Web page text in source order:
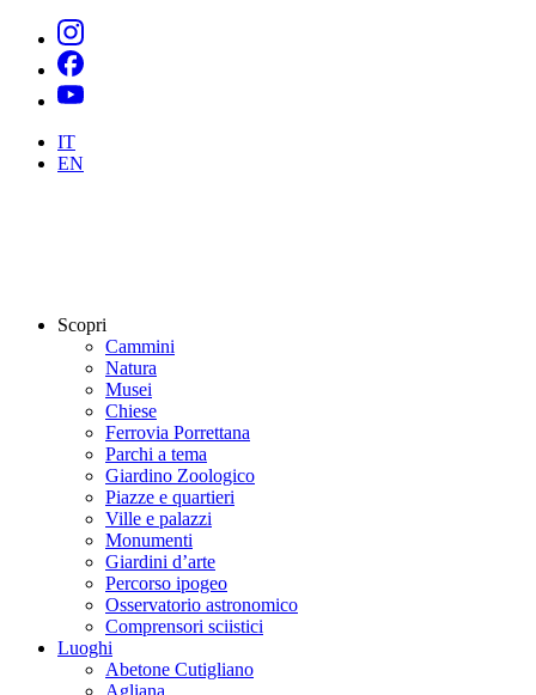
IT
EN
Scopri
Cammini
Natura
Musei
Chiese
Ferrovia Porrettana
Parchi a tema
Giardino Zoologico
Piazze e quartieri
Ville e palazzi
Monumenti
Giardini d’arte
Percorso ipogeo
Osservatorio astronomico
Comprensori sciistici
Luoghi
Abetone Cutigliano
Agliana